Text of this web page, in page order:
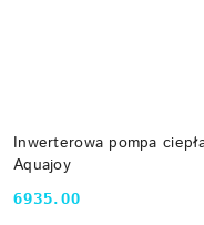
Inwerterowa pompa
Aquajoy
Cena:
6935.00